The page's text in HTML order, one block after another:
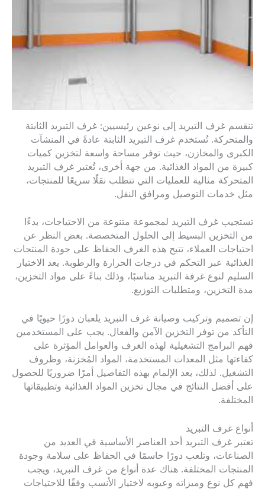
تنقسم غرف التبريد إلى نوعين رئيسيين: غرف التبريد الثابتة
والمتحركة. تُستخدم غرف التبريد الثابتة عادةً في المنشآت
الكبرى والمخازن، حيث توفر مساحة واسعة لتخزين كميات
كبيرة من المواد الغذائية. من جهة أخرى، تُعتبر غرف التبريد
المتحركة مثالية للعمليات التي تتطلب نقلًا سريعًا للمنتجات،
مثل خدمات التوصيل ومرافق النقل.
تستجيب غرف التبريد لمجموعة متنوعة من الاحتياجات، بدءًا
من التخزين البسيط إلى الحلول المتخصصة. بغض النظر عن
احتياجات العملاء، تتيح هذه الغرف الحفاظ على جودة المنتجات
الغذائية عبر التحكم في درجات الحرارة والرطوبة. يعد الاختيار
السليم لنوع غرفة التبريد مناسبًا، وذلك بناءً على مواد التخزين،
مدة التخزين، ومتطلبات التوزيع.
إن تصميم وتركيب وصيانة غرف التبريد يلعبان دورًا حيويًا في
التأكد من توفر التخزين الآمن والفعال. يجب على المستخدمين
فهم البرامج التشغيلية لهذه الغرف والعوامل المؤثرة على
كفاءتها مثل المعدات المستخدمة، المواد المُخزنة، وظروف
التشغيل. لذلك، يعد الإلمام بهذه التفاصيل أمرًا ضروريًا للحصول
على أفضل النتائج في مجال تخزين المواد الغذائية وتطبيقاتها
المختلفة.
أنواع غرف التبريد
تعتبر غرف التبريد أحد العناصر الأساسية في العديد من
الصناعات، وتلعب دورًا حاسمًا في الحفاظ على سلامة وجودة
المنتجات المختلفة. هناك عدة أنواع من غرف التبريد، ويجب
فهم كل نوع وميزاته وعيوبه لاختيار الأنسب وفقًا للاحتياجات